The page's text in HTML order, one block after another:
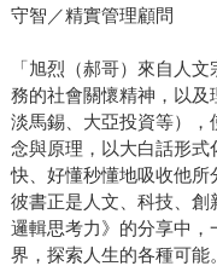
守智／精實管理顧問
「旭烈（郝哥）來自人
務的社會關懷精神，以及
淡馬錫、大亞投資等），
念與原理，以大白話形式
快、好懂秒懂地吸收他所
彼書正是人文、科技、
邏輯思考力》的分享中
界，探索人生的各種可